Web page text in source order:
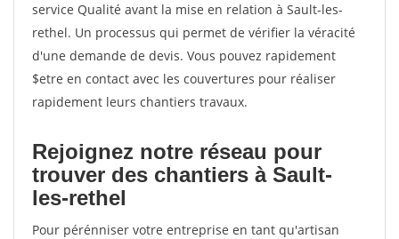
service Qualité avant la mise en relation à Sault-les-
rethel. Un processus qui permet de vérifier la véracité
d'une demande de devis. Vous pouvez rapidement
$etre en contact avec les couvertures pour réaliser
rapidement leurs chantiers travaux.
Rejoignez notre réseau pour
trouver des chantiers à Sault-
les-rethel
Pour pérénniser votre entreprise en tant qu'artisan